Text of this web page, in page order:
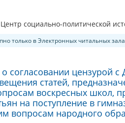
социально-политической
только в Электронных читальных
согласовании цензурой
статей,
воскресных школ,
на поступление в
вопросам народного